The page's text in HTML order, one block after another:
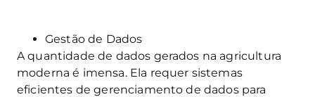
Gestão de Dados
A quantidade de dados gerados na agricultura
moderna é imensa. Ela requer sistemas
eficientes de gerenciamento de dados para